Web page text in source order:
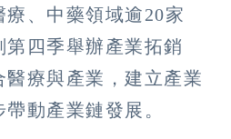
、中藥領域逾20家
第四季舉辦產業拓銷
醫療與產業，建立產業
動產業鏈發展。